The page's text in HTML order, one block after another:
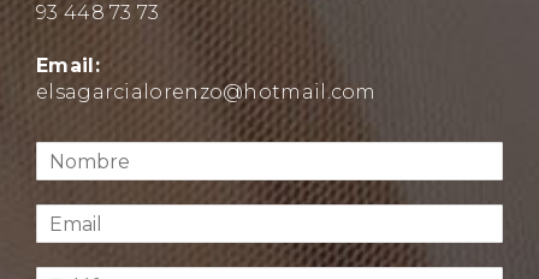
93 448 73 73
Email:
elsagarcialorenzo@hotmail.com